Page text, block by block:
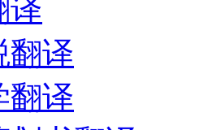
译
翻译
翻译